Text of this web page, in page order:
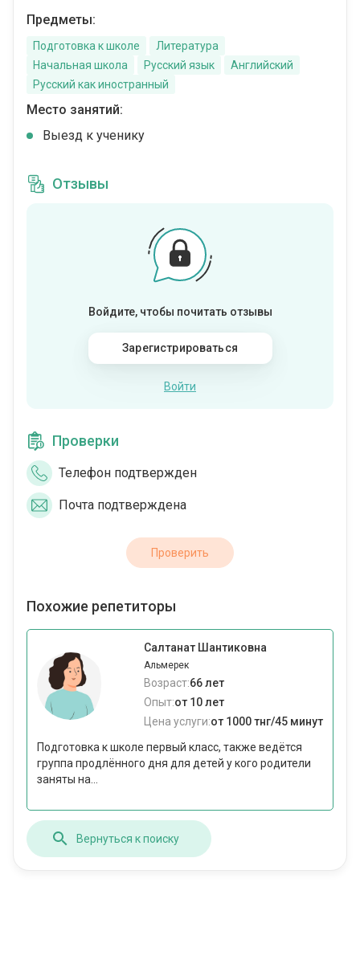
Предметы:
Подготовка к школе
Литература
Начальная школа
Русский язык
Английский
Русский как иностранный
Место занятий:
Выезд к ученику
Отзывы
Войдите, чтобы почитать отзывы
Зарегистрироваться
Войти
Проверки
Телефон подтвержден
Почта подтверждена
Проверить
Похожие репетиторы
Салтанат Шантиковна
Альмерек
Возраст:66 лет
Опыт:от 10 лет
Цена услуги:от 1000 тнг/45 минут
Подготовка к школе первый класс, также ведётся
группа продлённого дня для детей у кого родители
заняты на...
Вернуться к поиску